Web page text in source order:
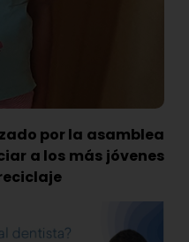
por la asamblea
a los más jóvenes